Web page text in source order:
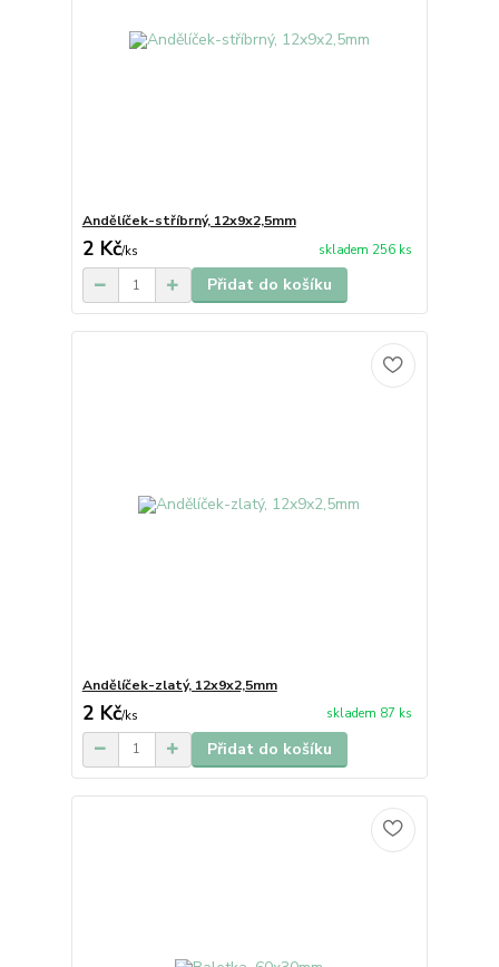
Andělíček-stříbrný, 12x9x2,5mm
2 Kč/ks skladem 256 ks
Přidat do košíku
Andělíček-zlatý, 12x9x2,5mm
2 Kč/ks skladem 87 ks
Přidat do košíku